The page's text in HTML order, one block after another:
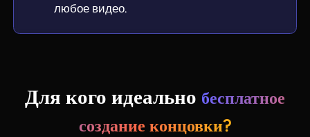
любое видео.
Для кого идеально бесплатное
создание концовки?